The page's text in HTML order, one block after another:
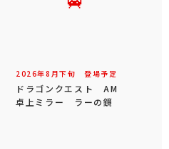
2026年8 月下旬 登場予定
ドラゴンクエスト AM
卓上ミラー ラーの鏡